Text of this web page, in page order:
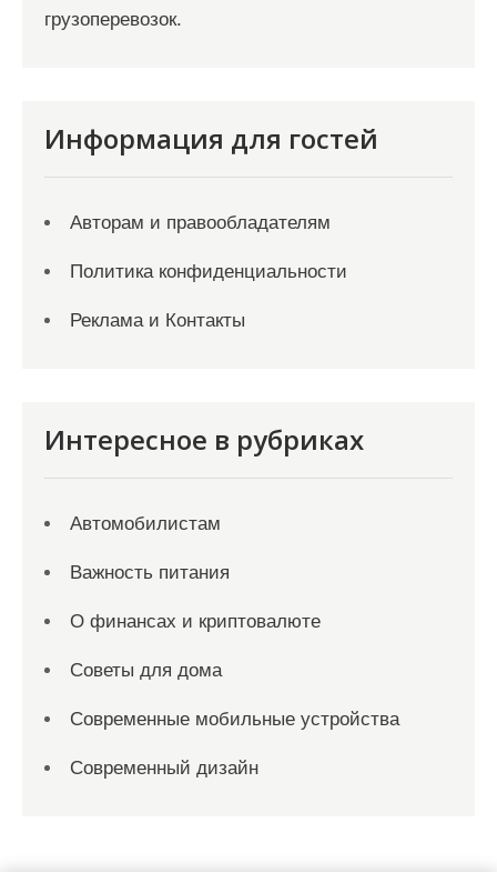
грузоперевозок.
Информация для гостей
Авторам и правообладателям
Политика конфиденциальности
Реклама и Контакты
Интересное в рубриках
Автомобилистам
Важность питания
О финансах и криптовалюте
Советы для дома
Современные мобильные устройства
Современный дизайн